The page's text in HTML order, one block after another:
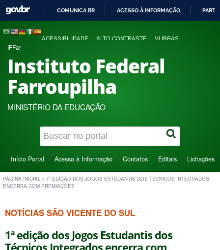
COMUNICA BR ACESSO À INFORMAÇÃO
ACESSIBILIDADE ALTO CONTRASTE VLIBRAS
IFFar
Instituto Federal
Farroupilha
MINISTÉRIO DA EDUCAÇÃO
Início Portal Acesso à Informação Contatos Editais Licitações
PÁGINA INICIAL > 1ª EDIÇÃO DOS JOGOS ESTUDANTIS DOS TÉCNICOS INTEGRADOS
ENCERRA COM PREMIAÇÕES
NOTÍCIAS SÃO VICENTE DO SUL
1ª edição dos Jogos Estudantis dos
Técnicos Integrados encerra com